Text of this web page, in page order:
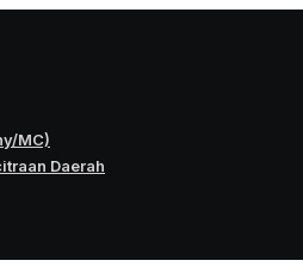
MC)
Daerah